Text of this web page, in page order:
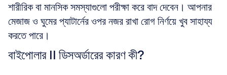
শারীরিক বা মানসিক সমস্যাগুলো পরীক্ষা করে বাদ দেবেন। আপনার
মেজাজ ও ঘুমের প্যাটার্নের ওপর নজর রাখা রোগ নির্ণয়ে খুব সাহায্য
করতে পারে।
বাইপোলার II ডিসঅর্ডারের কারণ কী?